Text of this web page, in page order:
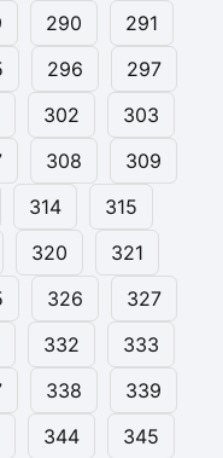
290
291
296
297
302
303
308
309
314
315
320
321
326
327
332
333
338
339
344
345